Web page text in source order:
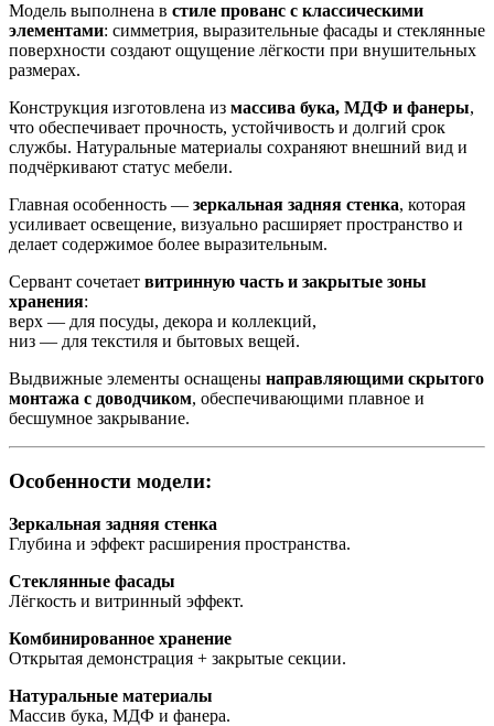
Модель выполнена в стиле прованс с классическими
элементами: симметрия, выразительные фасады и стеклянные
поверхности создают ощущение лёгкости при внушительных
размерах.
Конструкция изготовлена из массива бука, МДФ и фанеры,
что обеспечивает прочность, устойчивость и долгий срок
службы. Натуральные материалы сохраняют внешний вид и
подчёркивают статус мебели.
Главная особенность — зеркальная задняя стенка, которая
усиливает освещение, визуально расширяет пространство и
делает содержимое более выразительным.
Сервант сочетает витринную часть и закрытые зоны
хранения:
верх — для посуды, декора и коллекций,
низ — для текстиля и бытовых вещей.
Выдвижные элементы оснащены направляющими скрытого
монтажа с доводчиком, обеспечивающими плавное и
бесшумное закрывание.
Особенности модели:
Зеркальная задняя стенка
Глубина и эффект расширения пространства.
Стеклянные фасады
Лёгкость и витринный эффект.
Комбинированное хранение
Открытая демонстрация + закрытые секции.
Натуральные материалы
Массив бука, МДФ и фанера.